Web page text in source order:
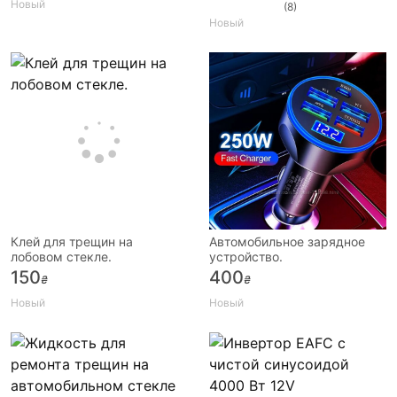
Новый
(8)
Новый
Клей для трещин на
лобовом стекле.
150₴
Новый
Автомобильное зарядное
устройство.
400₴
Новый